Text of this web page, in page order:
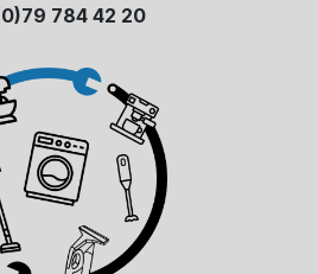
784 42 20